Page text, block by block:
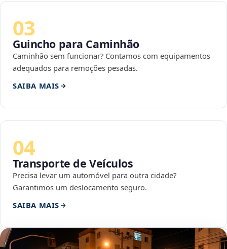
03
Guincho para Caminhão
Caminhão sem funcionar? Contamos com equipamentos
adequados para remoções pesadas.
SAIBA MAIS
04
Transporte de Veículos
Precisa levar um automóvel para outra cidade?
Garantimos um deslocamento seguro.
SAIBA MAIS